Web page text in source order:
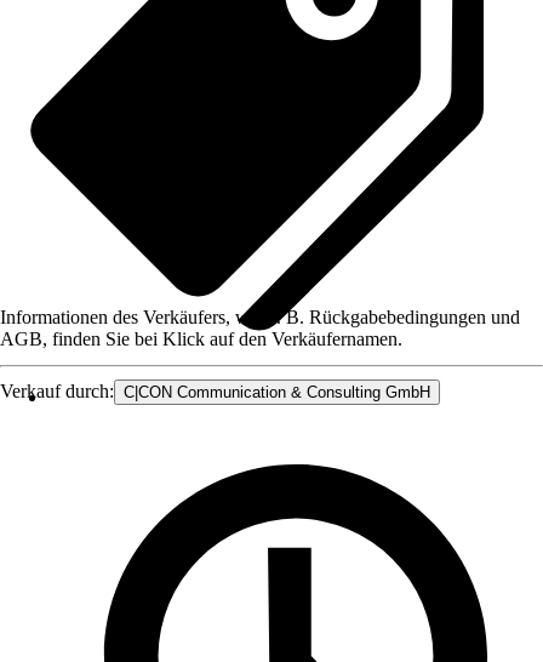
Verkauf durch: C|CON Communication & Consulting GmbH
Informationen des Verkäufers, wie z. B. Rückgabebedingungen und
AGB, finden Sie bei Klick auf den Verkäufernamen.